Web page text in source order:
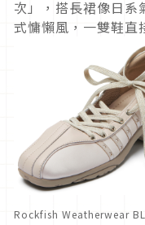
次」，搭長裙像日系
式慵懶風，一雙鞋直
Rockfish Weatherwear